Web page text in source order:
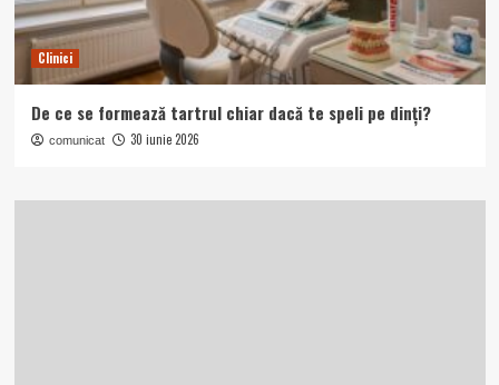
Clinici
De ce se formează tartrul chiar dacă te speli pe dinți?
comunicat 30 iunie 2026